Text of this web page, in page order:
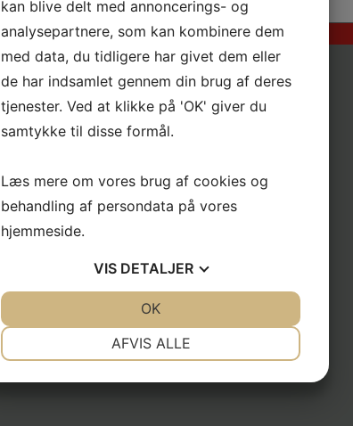
Ulstrup IF, Nattergalevej 10, 8860 Ulstrup
kan blive delt med annoncerings- og
analysepartnere, som kan kombinere dem
med data, du tidligere har givet dem eller
de har indsamlet gennem din brug af deres
tjenester. Ved at klikke på 'OK' giver du
samtykke til disse formål.
Læs mere om vores brug af cookies og
behandling af persondata på vores
hjemmeside.
VIS DETALJER
AFVIS ALLE
OK